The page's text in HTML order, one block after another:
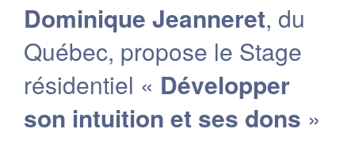
Dominique Jeanneret, du
Québec, propose le Stage
résidentiel « Développer
son intuition et ses dons »